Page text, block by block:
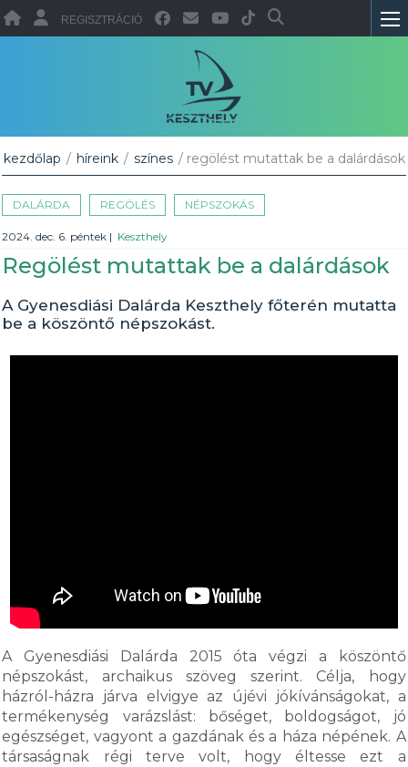
REGISZTRÁCIÓ
kezdőlap / híreink / színes / regölést mutattak be a dalárdások
DALÁRDA REGÖLÉS NÉPSZOKÁS
2024. dec. 6. péntek | Keszthely
Regölést mutattak be a dalárdások
A Gyenesdiási Dalárda Keszthely főterén mutatta
be a köszöntő népszokást.
A Gyenesdiási Dalárda 2015 óta végzi a köszöntő
népszokást, archaikus szöveg szerint. Célja, hogy
házról-házra járva elvigye az újévi jókívánságokat, a
termékenység varázslást: bőséget, boldogságot, jó
egészséget, vagyont a gazdának és a háza népének. A
társaságnak régi terve volt, hogy éltesse ezt a